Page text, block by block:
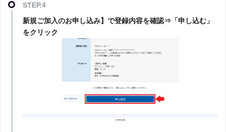
STEP.4
新規ご加入のお申し込み】で登録内容を確認⇒「申し込む」
をクリック